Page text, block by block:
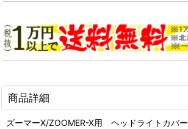
商品詳細
ズーマーX/ZOOMER-X用 ヘッドライトカバー